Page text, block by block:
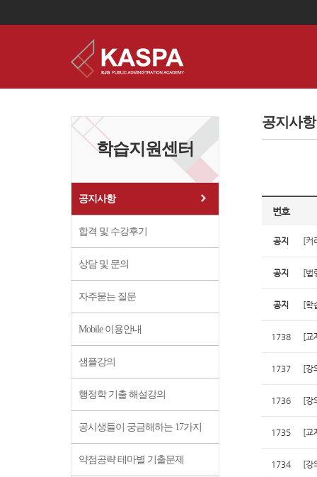
학습지원센터
공지사항
합격 및 수강후기
상담 및 문의
자주묻는 질문
Mobile 이용안내
샘플강의
행정학 기출 해설강의
공시생들이 궁금해하는 17가지
약점공략 테마별 기출문제
공지사항
번호
공지 [커
공지 [법
공지 [학
1738 [교
1737 [강
1736 [강
1735 [교
1734 [강